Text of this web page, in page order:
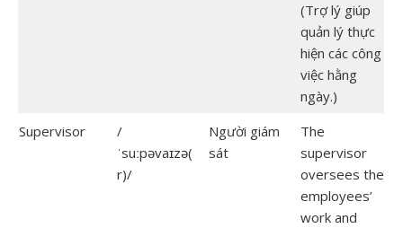
(Trợ lý giúp
quản lý thực
hiện các công
việc hằng
ngày.)
Supervisor
/
ˈsuːpəvaɪzə(
r)/
Người giám
sát
The
supervisor
oversees the
employees’
work and